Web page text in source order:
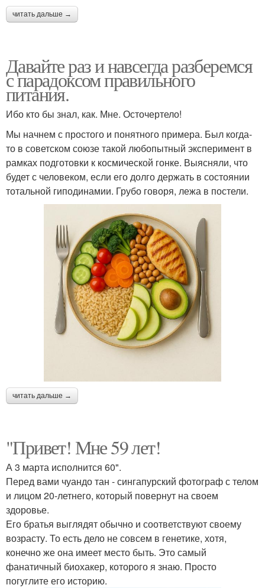
читать дальше →
Давайте раз и навсегда разберемся
с парадоксом правильного
питания.
Ибо кто бы знал, как. Мне. Осточертело!
Мы начнем с простого и понятного примера. Был когда-
то в советском союзе такой любопытный эксперимент в
рамках подготовки к космической гонке. Выясняли, что
будет с человеком, если его долго держать в состоянии
тотальной гиподинамии. Грубо говоря, лежа в постели.
читать дальше →
"Привет! Мне 59 лет!
А 3 марта исполнится 60".
Перед вами чуандо тан - сингапурский фотограф с телом
и лицом 20-летнего, который повернут на своем
здоровье.
Его братья выглядят обычно и соответствуют своему
возрасту. То есть дело не совсем в генетике, хотя,
конечно же она имеет место быть. Это самый
фанатичный биохакер, которого я знаю. Просто
погуглите его историю.